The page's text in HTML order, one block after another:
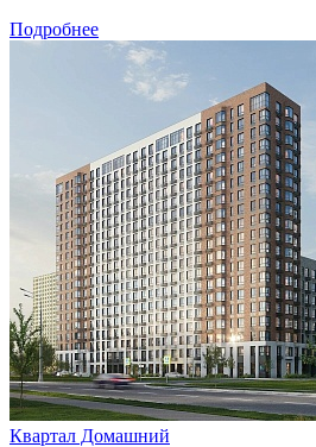
Подробнее
Квартал Домашний